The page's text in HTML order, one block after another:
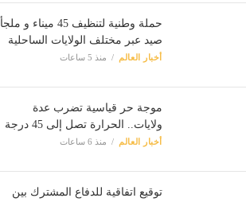
حملة وطنية لتنظيف 45 ميناء و ملجأ
صيد عبر مختلف الولايات الساحلية
أخبار العالم منذ 5 ساعات
موجة حر قياسية تضرب عدة
ولايات.. الحرارة تصل إلى 45 درجة
أخبار العالم منذ 6 ساعات
توقيع اتفاقية للدفاع المشترك بين